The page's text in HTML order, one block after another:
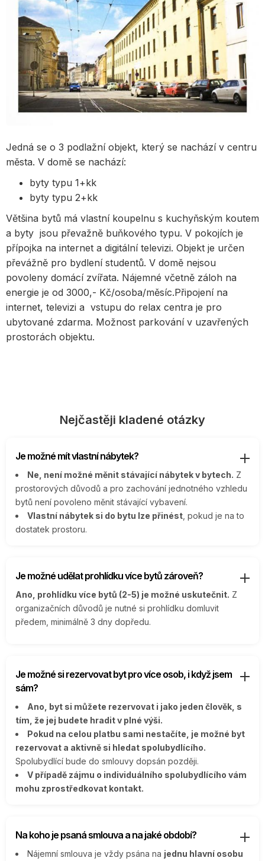
Jedná se o 3 podlažní objekt, který se nachází v centru
města. V domě se nachází:
byty typu 1+kk
byty typu 2+kk
Většina bytů má vlastní koupelnu s kuchyňským koutem
a byty jsou převažně buňkového typu. V pokojích je
přípojka na internet a digitální televizi. Objekt je určen
převážně pro bydlení studentů. V domě nejsou
povoleny domácí zvířata. Nájemné včetně záloh na
energie je od 3000,- Kč/osoba/měsíc.Připojení na
internet, televizi a vstupu do relax centra je pro
ubytované zdarma. Možnost parkování v uzavřených
prostorách objektu.
Nejčastěji kladené otázky
Je možné mít vlastní nábytek?
Ne, není možné měnit stávající nábytek v bytech. Z
prostorových důvodů a pro zachování jednotného vzhledu
bytů není povoleno měnit stávající vybavení.
Vlastní nábytek si do bytu lze přinést , pokud je na to
dostatek prostoru.
Je možné udělat prohlídku více bytů zároveň?
Ano, prohlídku více bytů (2-5) je možné uskutečnit. Z
organizačních důvodů je nutné si prohlídku domluvit
předem, minimálně 3 dny dopředu.
Je možné si rezervovat byt pro více osob, i když jsem
sám?
Ano, byt si můžete rezervovat i jako jeden člověk, s
tím, že jej budete hradit v plné výši.
Pokud na celou platbu sami nestačíte, je možné byt
rezervovat a aktivně si hledat spolubydlícího.
Spolubydlící bude do smlouvy dopsán později.
V případě zájmu o individuálního spolubydlícího vám
mohu zprostředkovat kontakt.
Na koho je psaná smlouva a na jaké období?
Nájemní smlouva je vždy psána na jednu hlavní osobu